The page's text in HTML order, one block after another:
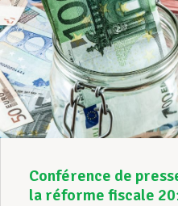
Conférence de
la réforme fiscale